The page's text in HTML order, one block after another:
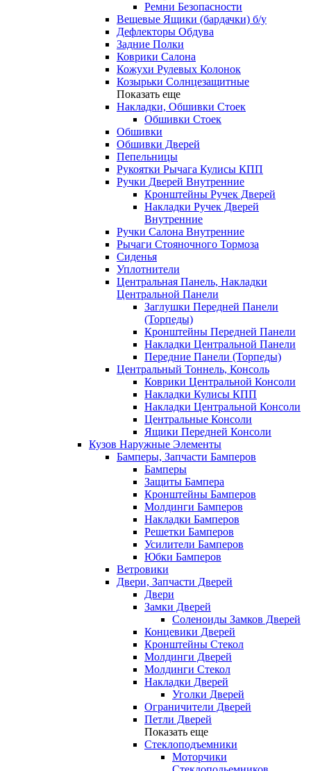
Ремни Безопасности
Вещевые Ящики (бардачки) б/у
Дефлекторы Обдува
Задние Полки
Коврики Салона
Кожухи Рулевых Колонок
Козырьки Солнцезащитные
Показать еще
Накладки, Обшивки Стоек
Обшивки Стоек
Обшивки
Обшивки Дверей
Пепельницы
Рукоятки Рычага Кулисы КПП
Ручки Дверей Внутренние
Кронштейны Ручек Дверей
Накладки Ручек Дверей
Внутренние
Ручки Салона Внутренние
Рычаги Стояночного Тормоза
Сиденья
Уплотнители
Центральная Панель, Накладки
Центральной Панели
Заглушки Передней Панели
(Торпеды)
Кронштейны Передней Панели
Накладки Центральной Панели
Передние Панели (Торпеды)
Центральный Тоннель, Консоль
Коврики Центральной Консоли
Накладки Кулисы КПП
Накладки Центральной Консоли
Центральные Консоли
Ящики Передней Консоли
Кузов Наружные Элементы
Бамперы, Запчасти Бамперов
Бамперы
Защиты Бампера
Кронштейны Бамперов
Молдинги Бамперов
Накладки Бамперов
Решетки Бамперов
Усилители Бамперов
Юбки Бамперов
Ветровики
Двери, Запчасти Дверей
Двери
Замки Дверей
Соленоиды Замков Дверей
Концевики Дверей
Кронштейны Стекол
Молдинги Дверей
Молдинги Стекол
Накладки Дверей
Уголки Дверей
Ограничители Дверей
Петли Дверей
Показать еще
Стеклоподъемники
Моторчики